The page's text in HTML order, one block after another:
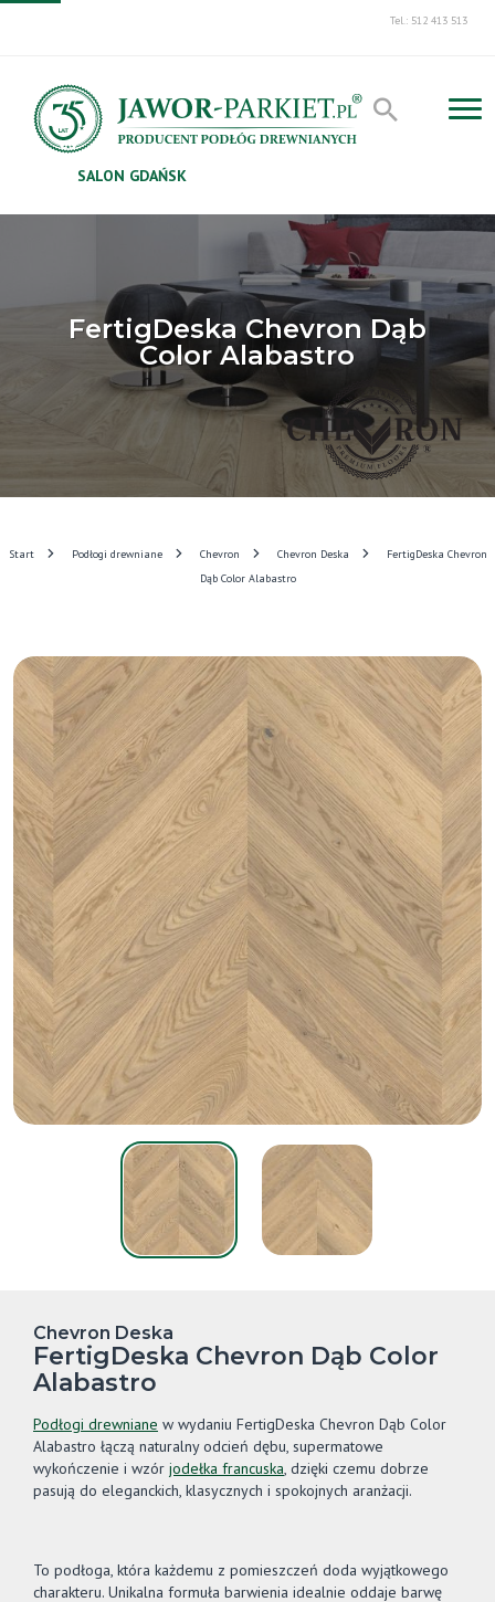
Tel.: 512 413 513
SALON GDAŃSK
FertigDeska Chevron Dąb
Color Alabastro
Start Podłogi drewniane Chevron Chevron Deska
FertigDeska Chevron
Dąb Color Alabastro
Chevron Deska
FertigDeska Chevron Dąb Color
Alabastro
Podłogi drewniane w wydaniu FertigDeska Chevron Dąb Color
Alabastro łączą naturalny odcień dębu, supermatowe
wykończenie i wzór jodełka francuska, dzięki czemu dobrze
pasują do eleganckich, klasycznych i spokojnych aranżacji.
To podłoga, która każdemu z pomieszczeń doda wyjątkowego
charakteru. Unikalna formuła barwienia idealnie oddaje barwę